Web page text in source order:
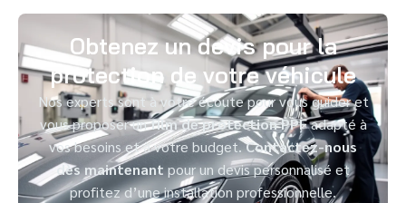
Obtenez un devis pour la
protection de votre véhicule
Nos experts sont à votre écoute pour vous guider et
vous proposer unfilm de protection PPFadapté à
vos besoins et à votre budget.Contactez-nous
dès maintenantpour un devis personnalisé et
profitez d’une installation professionnelle.